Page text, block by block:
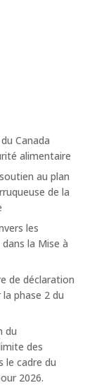
Canada
alimentaire
au plan
de la
les
la Mise à
de déclaration
phase 2 du
du
des
le cadre du
2026.